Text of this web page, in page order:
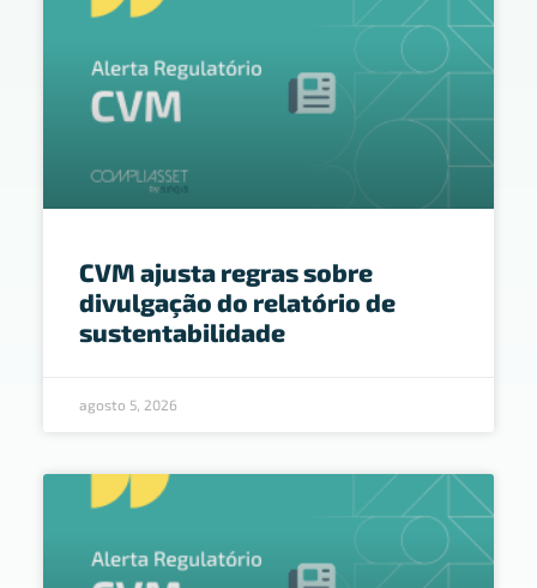
CVM ajusta regras sobre
divulgação do relatório de
sustentabilidade
agosto 5, 2026